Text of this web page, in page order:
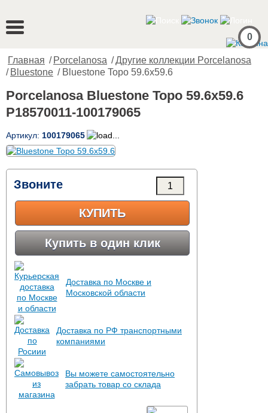
0
Главная / Porcelanosa /Другие коллекции Porcelanosa
/ Bluestone / Bluestone Topo 59.6x59.6
Porcelanosa Bluestone Topo 59.6x59.6
P18570011-100179065
Артикул: 100179065
Звоните
КУПИТЬ
Купить в один клик
Доставка по Москве и
Московской области
Доставка по РФ транспортными
компаниями
Вы можете самостоятельно
забрать товар со склада